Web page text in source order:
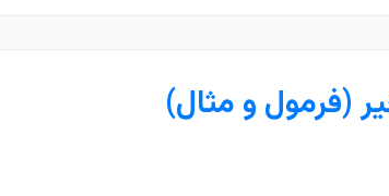
(فرمول و مثال)